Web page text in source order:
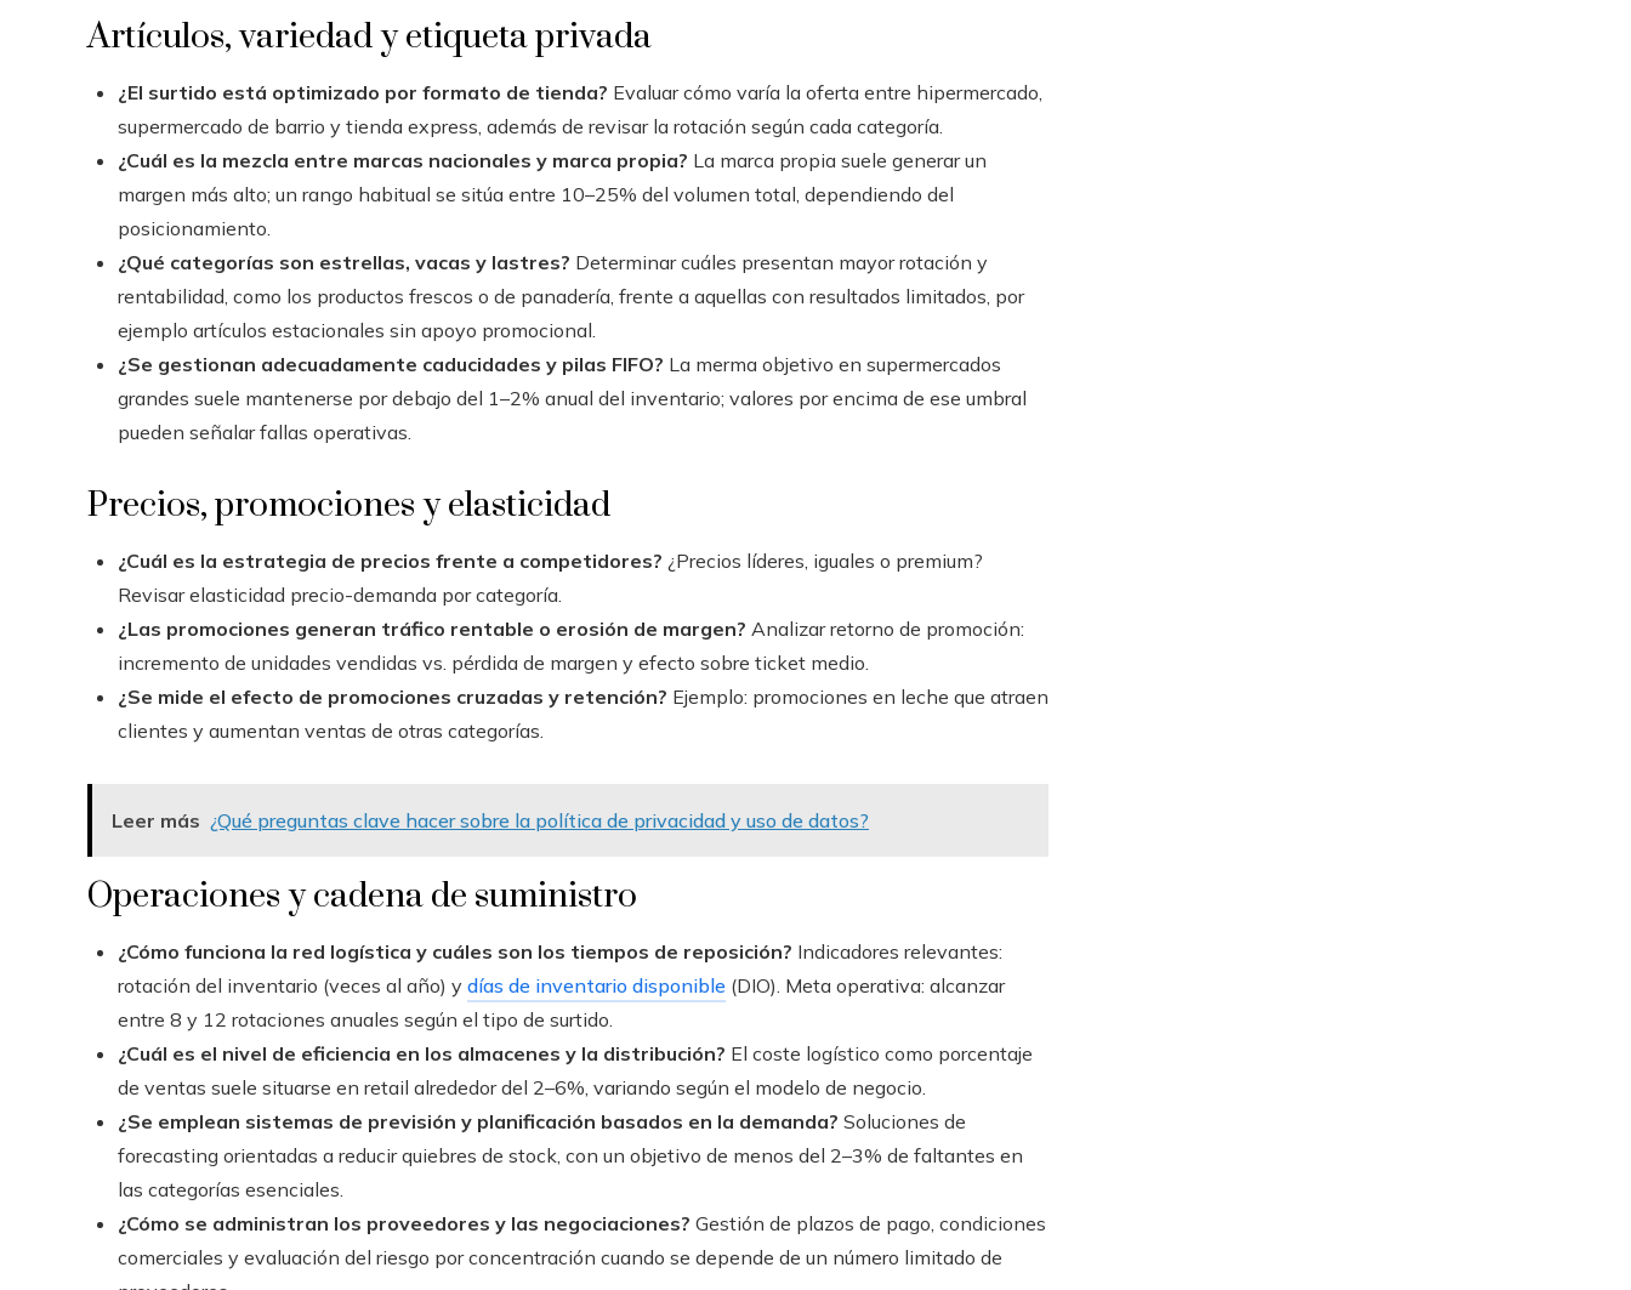
Artículos, variedad y etiqueta privada
¿El surtido está optimizado por formato de tienda? Evaluar cómo varía la oferta entre hipermercado,
supermercado de barrio y tienda express, además de revisar la rotación según cada categoría.
¿Cuál es la mezcla entre marcas nacionales y marca propia? La marca propia suele generar un
margen más alto; un rango habitual se sitúa entre 10–25% del volumen total, dependiendo del
posicionamiento.
¿Qué categorías son estrellas, vacas y lastres? Determinar cuáles presentan mayor rotación y
rentabilidad, como los productos frescos o de panadería, frente a aquellas con resultados limitados, por
ejemplo artículos estacionales sin apoyo promocional.
¿Se gestionan adecuadamente caducidades y pilas FIFO? La merma objetivo en supermercados
grandes suele mantenerse por debajo del 1–2% anual del inventario; valores por encima de ese umbral
pueden señalar fallas operativas.
Precios, promociones y elasticidad
¿Cuál es la estrategia de precios frente a competidores? ¿Precios líderes, iguales o premium?
Revisar elasticidad precio-demanda por categoría.
¿Las promociones generan tráfico rentable o erosión de margen? Analizar retorno de promoción:
incremento de unidades vendidas vs. pérdida de margen y efecto sobre ticket medio.
¿Se mide el efecto de promociones cruzadas y retención? Ejemplo: promociones en leche que atraen
clientes y aumentan ventas de otras categorías.
Leer más ¿Qué preguntas clave hacer sobre la política de privacidad y uso de datos?
Operaciones y cadena de suministro
¿Cómo funciona la red logística y cuáles son los tiempos de reposición? Indicadores relevantes:
rotación del inventario (veces al año) y días de inventario disponible (DIO). Meta operativa: alcanzar
entre 8 y 12 rotaciones anuales según el tipo de surtido.
¿Cuál es el nivel de eficiencia en los almacenes y la distribución? El coste logístico como porcentaje
de ventas suele situarse en retail alrededor del 2–6%, variando según el modelo de negocio.
¿Se emplean sistemas de previsión y planificación basados en la demanda? Soluciones de
forecasting orientadas a reducir quiebres de stock, con un objetivo de menos del 2–3% de faltantes en
las categorías esenciales.
¿Cómo se administran los proveedores y las negociaciones? Gestión de plazos de pago, condiciones
comerciales y evaluación del riesgo por concentración cuando se depende de un número limitado de